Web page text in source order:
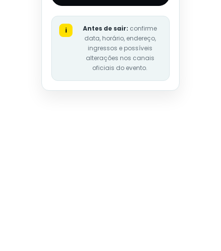
i Antes de sair: confirme
data, horário, endereço,
ingressos e possíveis
alterações nos canais
oficiais do evento.